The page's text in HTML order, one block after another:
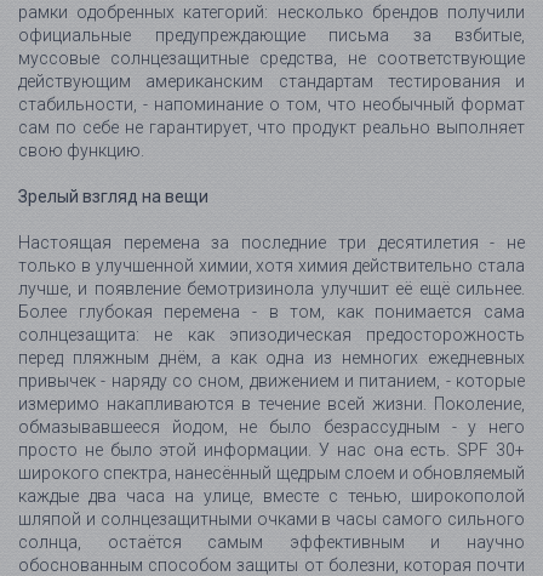
рамки одобренных категорий: несколько брендов получили
официальные предупреждающие письма за взбитые,
муссовые солнцезащитные средства, не соответствующие
действующим американским стандартам тестирования и
стабильности, - напоминание о том, что необычный формат
сам по себе не гарантирует, что продукт реально выполняет
свою функцию.
Зрелый взгляд на вещи
Настоящая перемена за последние три десятилетия - не
только в улучшенной химии, хотя химия действительно стала
лучше, и появление бемотризинола улучшит её ещё сильнее.
Более глубокая перемена - в том, как понимается сама
солнцезащита: не как эпизодическая предосторожность
перед пляжным днём, а как одна из немногих ежедневных
привычек - наряду со сном, движением и питанием, - которые
измеримо накапливаются в течение всей жизни. Поколение,
обмазывавшееся йодом, не было безрассудным - у него
просто не было этой информации. У нас она есть. SPF 30+
широкого спектра, нанесённый щедрым слоем и обновляемый
каждые два часа на улице, вместе с тенью, широкополой
шляпой и солнцезащитными очками в часы самого сильного
солнца, остаётся самым эффективным и научно
обоснованным способом защиты от болезни, которая почти